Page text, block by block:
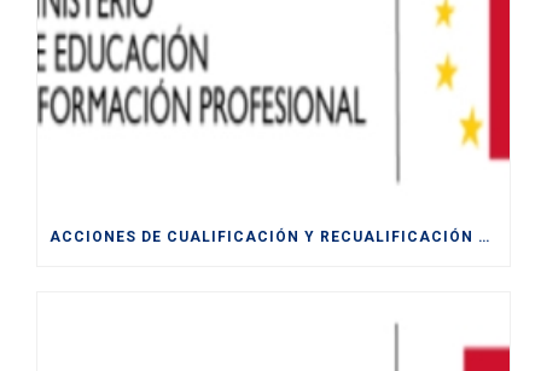
ACCIONES DE CUALIFICACIÓN Y RECUALIFICACIÓN DE POBLACIÓN ACTIVA.